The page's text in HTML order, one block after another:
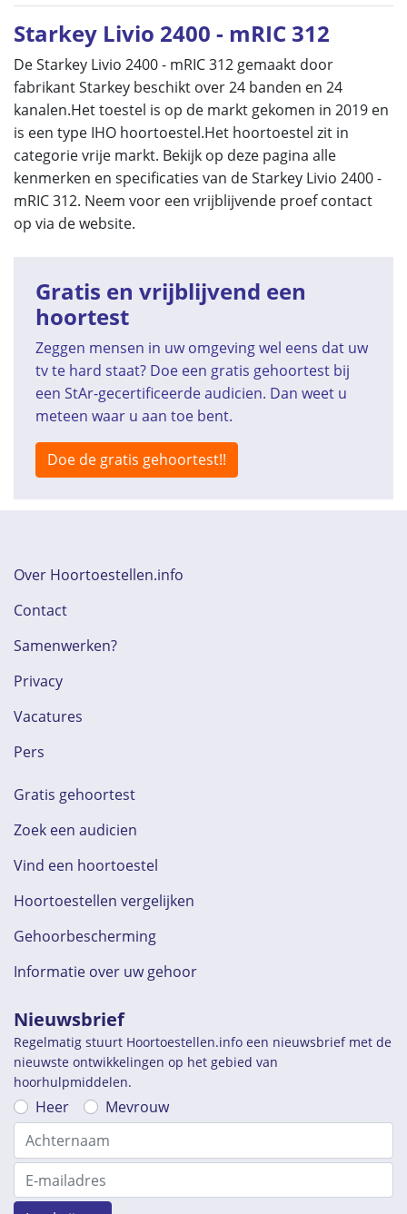
Starkey Livio 2400 - mRIC 312
De Starkey Livio 2400 - mRIC 312 gemaakt door
fabrikant Starkey beschikt over 24 banden en 24
kanalen.Het toestel is op de markt gekomen in 2019 en
is een type IHO hoortoestel.Het hoortoestel zit in
categorie vrije markt. Bekijk op deze pagina alle
kenmerken en specificaties van de Starkey Livio 2400 -
mRIC 312. Neem voor een vrijblijvende proef contact
op via de website.
Gratis en vrijblijvend een
hoortest
Zeggen mensen in uw omgeving wel eens dat uw
tv te hard staat? Doe een gratis gehoortest bij
een StAr-gecertificeerde audicien. Dan weet u
meteen waar u aan toe bent.
Doe de gratis gehoortest!!
Over Hoortoestellen.info
Contact
Samenwerken?
Privacy
Vacatures
Pers
Gratis gehoortest
Zoek een audicien
Vind een hoortoestel
Hoortoestellen vergelijken
Gehoorbescherming
Informatie over uw gehoor
Nieuwsbrief
Regelmatig stuurt Hoortoestellen.info een nieuwsbrief met de
nieuwste ontwikkelingen op het gebied van
hoorhulpmiddelen.
Heer Mevrouw